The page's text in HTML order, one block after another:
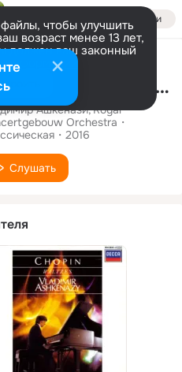
Войти
чтобы улучшить
возраст менее 13 лет,
должен ваш законный
информации
Rachmaninoff: Symphony No. 1
Ашкенази Royal
Orchestra
2016
Слушать